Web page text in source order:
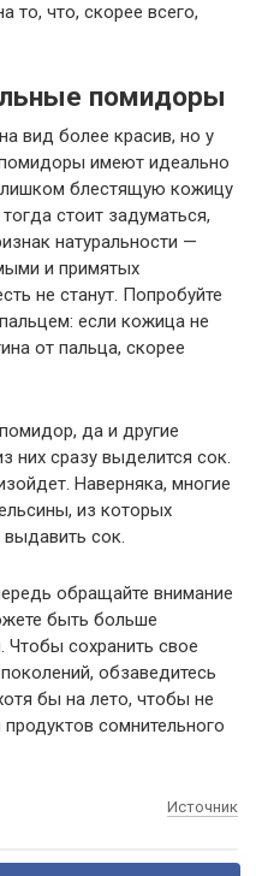
то, что, скорее всего,
помидоры
вид более красив, но у
помидоры имеют идеально
блестящую кожицу
стоит задуматься,
натуральности —
и примятых
не станут. Попробуйте
если кожица не
от пальца, скорее
да и другие
них сразу выделится сок.
Наверняка, многие
из которых
сок.
обращайте внимание
быть больше
Чтобы сохранить свое
обзаведитесь
бы на лето, чтобы не
сомнительного
Источник